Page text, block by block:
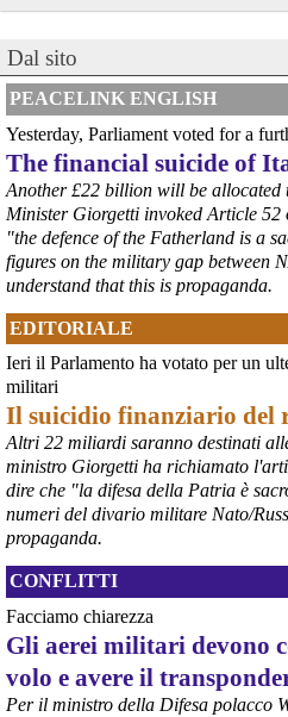
@peacelink - 6/8/2026 8:47
Hiroshima Day in Germania
Berlino. La principale
dal titolo "Gedenken - Erinnern -
Monito), si terrà alle 17:00 presso
Volkspark Friedrichshain . La
campana alle 8:15, l'ora dello
Alle 21:00, una cerimonia con luci
Giardino Giapponese a Berlino-
#Hiroshima2026 #Germania
@peacelink - 6/8/2026 8:44
Hiroshima Day in Germania
#Hannover
articolato. La commemorazione
cerimonia presso la Aegidienkirche ,
sonora e da una funzione
In serata, la città ospiterà proiezioni
Rathaus e, alle 22:00, un
lancio di lanterne di carta sullo
#Hiroshima2026
@peacelink - 6/8/2026 8:42
In Germania le commemorazioni
sono numerose e capillari,
comunità.
Hiroshima2026 #Germania
@peacelink - 6/8/2026 7:55
Dal sito
PEACELINK ENGLISH
Yesterday, Parliament voted for a
The financial suicide of
Another £22 billion will be allocated
Minister Giorgetti invoked Article 52
"the defence of the Fatherland is a
figures on the military gap between
understand that this is propaganda.
EDITORIALE
Ieri il Parlamento ha votato per un
militari
Il suicidio finanziario del
Altri 22 miliardi saranno destinati
ministro Giorgetti ha richiamato
dire che "la difesa della Patria è
numeri del divario militare Nato/
propaganda.
CONFLITTI
Facciamo chiarezza
Gli aerei militari devono
volo e avere il
Per il ministro della Difesa polacco